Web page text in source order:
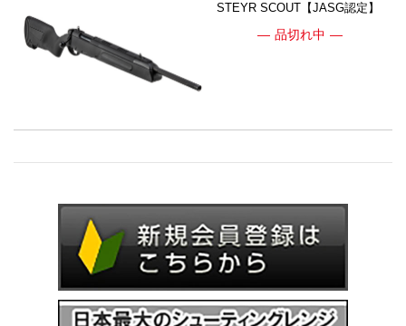
STEYR SCOUT【JASG認定】
品切れ中